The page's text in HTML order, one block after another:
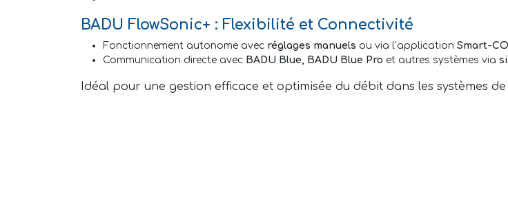
BADU FlowSonic+ : Flexibilité et Connectivité
Fonctionnement autonome avec réglages manuels ou via l’application Smart-
Communication directe avec BADU Blue, BADU Blue Pro et autres systèmes via
Idéal pour une gestion efficace et optimisée du débit dans les systèmes de